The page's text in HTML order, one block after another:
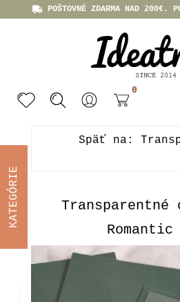
POŠTOVNÉ ZDARMA NAD 200€.
0
Späť na:
Transparentné
KATEGÓRIE